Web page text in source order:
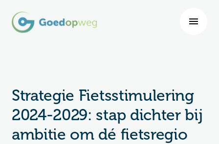
Strategie Fietsstimulering
2024-2029: stap dichter bij
ambitie om dé fietsregio